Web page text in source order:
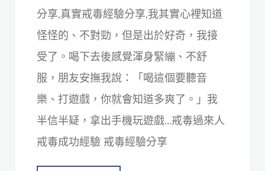
分享,真實戒毒經驗分享,我其實心裡知道
怪怪的、不對勁，但是出於好奇，我接
受了。喝下去後感覺渾身緊繃、不舒
服，朋友安撫我說：「喝這個要聽音
樂、打遊戲，你就會知道多爽了。」我
半信半疑，拿出手機玩遊戲…戒毒過來人
戒毒成功經驗 戒毒經驗分享